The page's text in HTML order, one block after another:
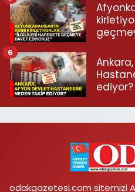
ediyor?
6
odakgazetesi.com sitemizi